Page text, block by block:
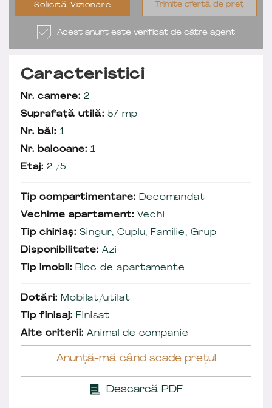
Solicită Vizionare Trimite ofertă de preț
Acest anunț este verificat de către agent
Caracteristici
Nr. camere: 2
Suprafață utilă: 57 mp
Nr. băi: 1
Nr. balcoane: 1
Etaj: 2 /5
Tip compartimentare: Decomandat
Vechime apartament: Vechi
Tip chiriaș: Singur, Cuplu, Familie, Grup
Disponibilitate: Azi
Tip imobil: Bloc de apartamente
Dotări: Mobilat/utilat
Tip finisaj: Finisat
Alte criterii: Animal de companie
Anunță-mă când scade prețul
Descarcă PDF